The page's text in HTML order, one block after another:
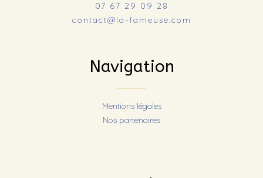
07 67 29 09 28
contact@la-fameuse.com
Navigation
Mentions légales
Nos partenaires